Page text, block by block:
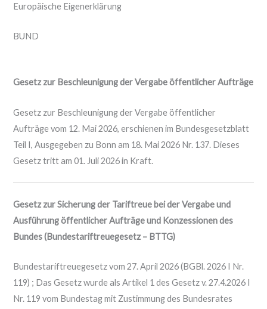
Europäische Eigenerklärung
BUND
Gesetz zur Beschleunigung der Vergabe öffentlicher Aufträge
Gesetz zur Beschleunigung der Vergabe öffentlicher
Aufträge vom 12. Mai 2026, erschienen im Bundesgesetzblatt
Teil I, Ausgegeben zu Bonn am 18. Mai 2026 Nr. 137. Dieses
Gesetz tritt am 01. Juli 2026 in Kraft.
Gesetz zur Sicherung der Tariftreue bei der Vergabe und
Ausführung öffentlicher Aufträge und Konzessionen des
Bundes (Bundestariftreuegesetz – BTTG)
Bundestariftreuegesetz vom 27. April 2026 (BGBl. 2026 I Nr.
119) ; Das Gesetz wurde als Artikel 1 des Gesetz v. 27.4.2026 I
Nr. 119 vom Bundestag mit Zustimmung des Bundesrates